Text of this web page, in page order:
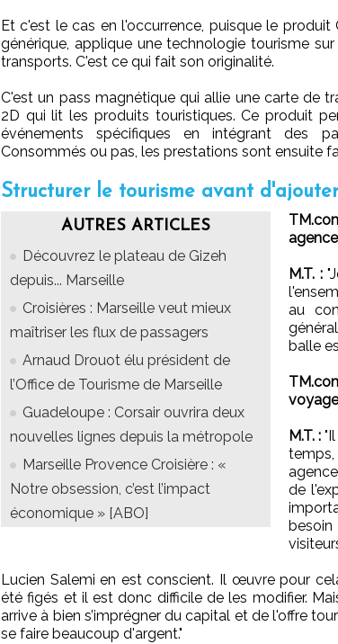
Et c'est le cas en l'occurrence, puisque le
générique, applique une technologie tourisme
transports. C'est ce qui fait son originalité.
C'est un pass magnétique qui allie une carte de
2D qui lit les produits touristiques. Ce produit
événements spécifiques en intégrant des
Consommés ou pas, les prestations sont ensuite
Structurer le tourisme avant
AUTRES ARTICLES
Découvrez le plateau de Gizeh
depuis... Marseille
Croisières : Marseille veut mieux
maîtriser les flux de passagers
Arnaud Drouot élu président de
l’Office de Tourisme de Marseille
Guadeloupe : Corsair ouvrira deux
nouvelles lignes depuis la métropole
Marseille Provence Croisière : «
Notre obsession, c’est l’impact
économique » [ABO]
M.T. :
au
balle
M.T. :
temps,
de
Lucien Salemi en est conscient. Il œuvre pour
été figés et il est donc difficile de les modifier.
arrive à bien s’imprégner du capital et de l'offre
se faire beaucoup d'argent."